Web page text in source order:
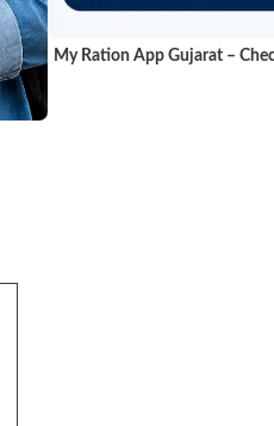
My Ration App Gujarat –